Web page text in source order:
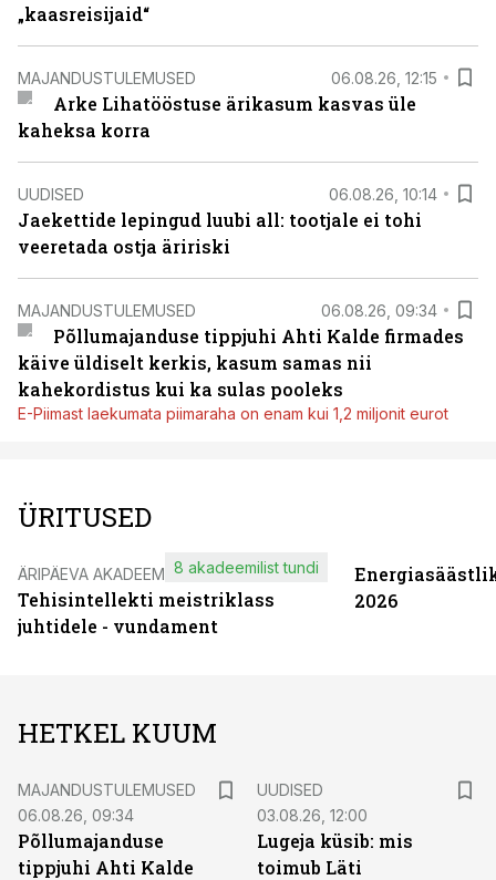
„kaasreisijaid“
MAJANDUSTULEMUSED 06.08.26, 12:15
Arke Lihatööstuse ärikasum kasvas üle
kaheksa korra
UUDISED 06.08.26, 10:14
Jaekettide lepingud luubi all: tootjale ei tohi
veeretada ostja äririski
MAJANDUSTULEMUSED 06.08.26, 09:34
Põllumajanduse tippjuhi Ahti Kalde firmades
käive üldiselt kerkis, kasum samas nii
kahekordistus kui ka sulas pooleks
E-Piimast laekumata piimaraha on enam kui 1,2 miljonit eurot
ÜRITUSED
ÄRIPÄEVA AKADEEMIA
Tehisintellekti meistriklass
juhtidele - vundament
8 akadeemilist tundi
2026
HETKEL KUUM
MAJANDUSTULEMUSED
06.08.26, 09:34
Põllumajanduse
tippjuhi Ahti Kalde
UUDISED
03.08.26, 12:00
Lugeja küsib: mis
toimub Läti